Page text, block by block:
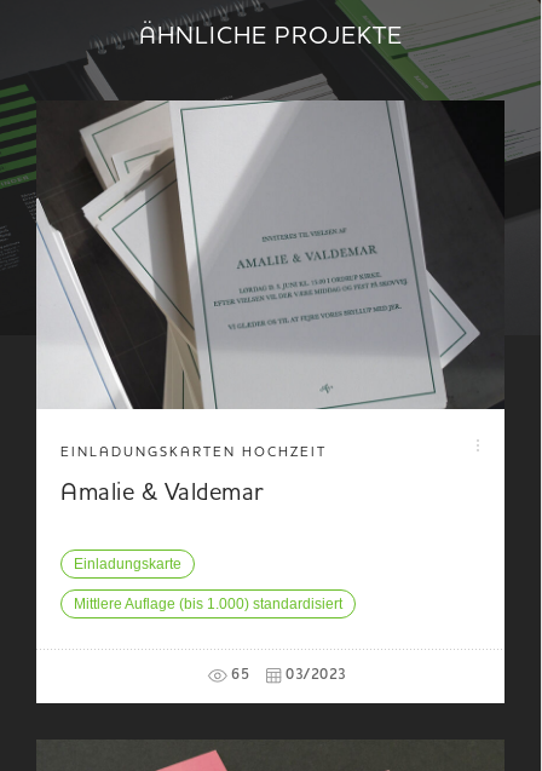
ÄHNLICHE PROJEKTE
EINLADUNGSKARTEN HOCHZEIT
Amalie & Valdemar
Einladungskarte
Mittlere Auflage (bis 1.000) standardisiert
65 03/2023